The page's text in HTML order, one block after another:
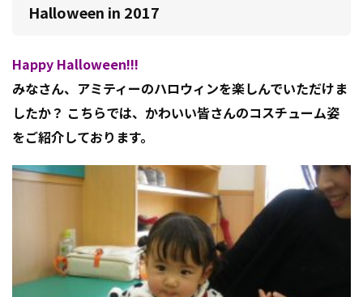
Halloween in 2017
Happy Halloween!!!
みなさん、アミティーのハロウィンを楽しんでいただけま
したか？ こちらでは、かわいい皆さんのコスチューム姿
をご紹介しております。